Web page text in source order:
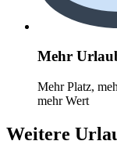
Mehr
Mehr Platz,
mehr Wert
Weitere